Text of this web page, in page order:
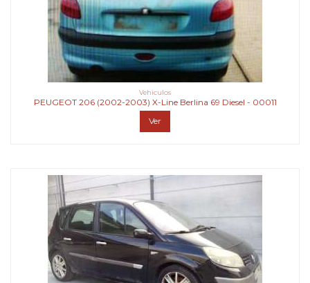
Vehiculos
PEUGEOT 206 (2002-2003) X-Line Berlina 69 Diesel - 00011
Ver